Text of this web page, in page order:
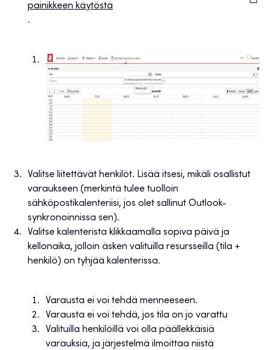
painikkeen käytöstä
.
Valitse liitettävät henkilöt. Lisää itsesi, mikäli osallistut
varaukseen (merkintä tulee tuolloin
sähköpostikalenteriisi, jos olet sallinut Outlook-
synkronoinnissa sen).
Valitse kalenterista klikkaamalla sopiva päivä ja
kellonaika, jolloin äsken valituilla resursseilla (tila +
henkilö) on tyhjää kalenterissa.
Varausta ei voi tehdä menneeseen.
Varausta ei voi tehdä, jos tila on jo varattu
Valituilla henkilöillä voi olla päällekkäisiä
varauksia, ja järjestelmä ilmoittaa niistä